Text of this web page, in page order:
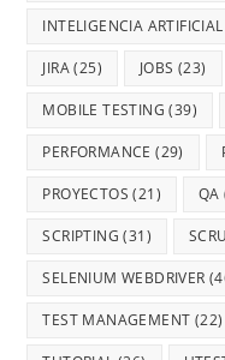
INTELIGENCIA
JIRA(25) JOBS (23)
MOBILE TESTING (39)
PERFORMANCE (29)
PROYECTOS (21) QA
SCRIPTING (31)
SELENIUM WEBDRIVER
TEST MANAGEMENT (22)